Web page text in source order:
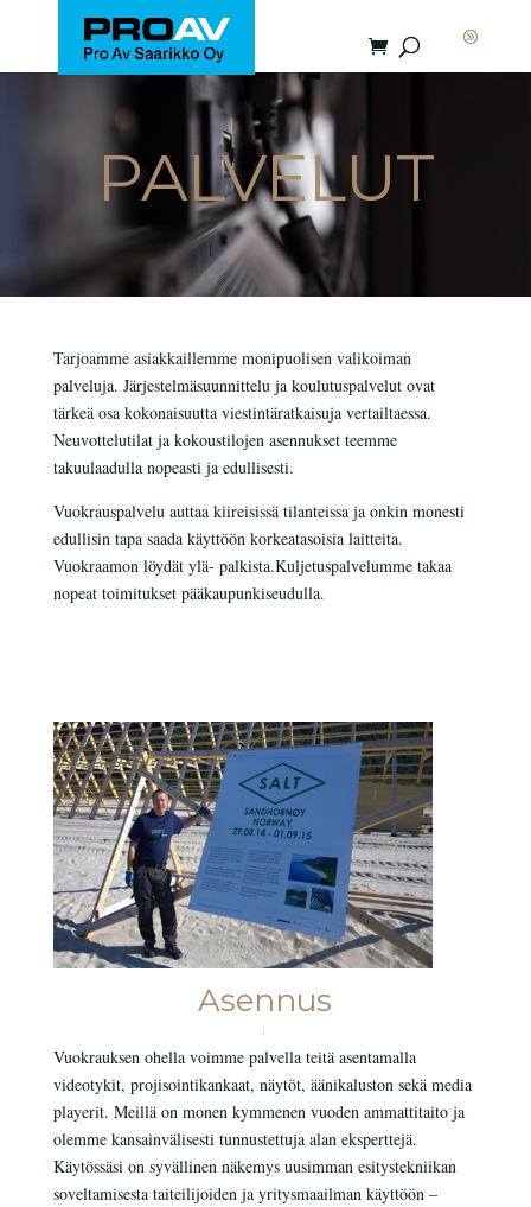
PALVELUT
Tarjoamme asiakkaillemme monipuolisen valikoiman
palveluja. Järjestelmäsuunnittelu ja koulutuspalvelut ovat
tärkeä osa kokonaisuutta viestintäratkaisuja vertailtaessa.
Neuvottelutilat ja kokoustilojen asennukset teemme
takuulaadulla nopeasti ja edullisesti.
Vuokrauspalvelu auttaa kiireisissä tilanteissa ja onkin monesti
edullisin tapa saada käyttöön korkeatasoisia laitteita.
Vuokraamon löydät ylä- palkista.Kuljetuspalvelumme takaa
nopeat toimitukset pääkaupunkiseudulla.
Asennus
Vuokrauksen ohella voimme palvella teitä asentamalla
videotykit, projisointikankaat, näytöt, äänikaluston sekä media
playerit. Meillä on monen kymmenen vuoden ammattitaito ja
olemme kansainvälisesti tunnustettuja alan eksperttejä.
Käytössäsi on syvällinen näkemys uusimman esitystekniikan
soveltamisesta taiteilijoiden ja yritysmaailman käyttöön –